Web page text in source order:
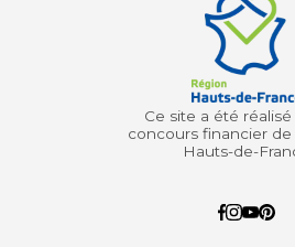
Ce site a été réalisé
concours financier de
Hauts-de-